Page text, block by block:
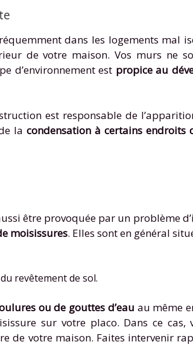
dans les logements mal
de votre maison. Vos murs ne
d’environnement est propice au
est responsable de
la condensation à certains endroits
être provoquée par un problème
moisissures. Elles sont en général
revêtement de sol.
ou de gouttes d’eau au même
sur votre placo. Dans ce cas,
de votre maison. Faites intervenir